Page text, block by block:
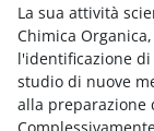
La sua attività
Chimica
l'identificazione
studio di nuove
alla preparazione